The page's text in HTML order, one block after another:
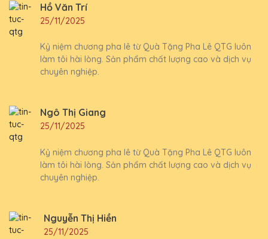
Hồ Văn Trí
25/11/2025
Kỷ niệm chương pha lê từ Quà Tặng Pha Lê QTG luôn
làm tôi hài lòng. Sản phẩm chất lượng cao và dịch vụ
chuyên nghiệp.
Ngô Thị Giang
25/11/2025
Kỷ niệm chương pha lê từ Quà Tặng Pha Lê QTG luôn
làm tôi hài lòng. Sản phẩm chất lượng cao và dịch vụ
chuyên nghiệp.
Nguyễn Thị Hiền
25/11/2025